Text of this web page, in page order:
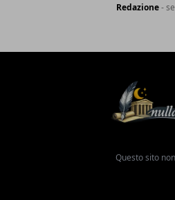
Redazione-
Questo sito